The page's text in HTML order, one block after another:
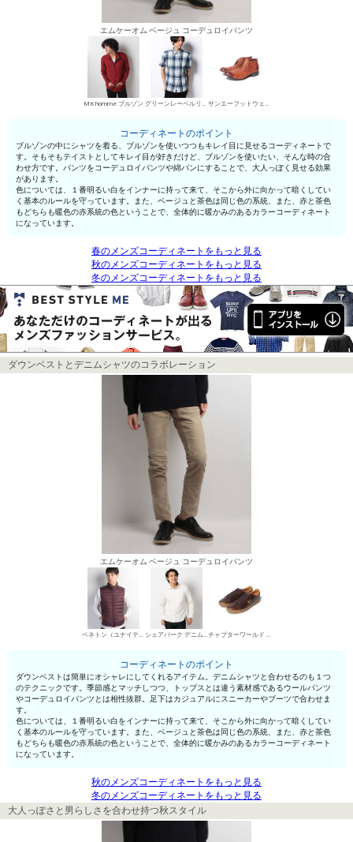
エムケーオム ベージュ コーデュロイパンツ
MK homme ブルゾン グリーンレーベルリラクシング シャツ サンエーフットウェア 短靴・レザーシューズ
コーディネートのポイント
ブルゾンの中にシャツを着る、ブルゾンを使いつつもキレイ目に見せるコーディネートで
す。そもそもテイストとしてキレイ目が好きだけど、ブルゾンを使いたい、そんな時の合
わせ方です。パンツをコーデュロイパンツや綿パンにすることで、大人っぽく見せる効果
があります。
色については、１番明るい白をインナーに持って来て、そこから外に向かって暗くしてい
く基本のルールを守っています。また、ベージュと茶色は同じ色の系統、また、赤と茶色
もどちらも暖色の赤系統の色ということで、全体的に暖かみのあるカラーコーディネート
になっています。
春のメンズコーディネートをもっと見る
秋のメンズコーディネートをもっと見る
冬のメンズコーディネートをもっと見る
ダウンベストとデニムシャツのコラボレーション
エムケーオム ベージュ コーデュロイパンツ
ベネトン（ユナイテッド カラーズ オブ ベネトン） ダウンベスト シェアパーク デニムシャツ チャプターワールド ローカットスニーカー
コーディネートのポイント
ダウンベストは簡単にオシャレにしてくれるアイテム。デニムシャツと合わせるのも１つ
のテクニックです。季節感とマッチしつつ、トップスとは違う素材感であるウールパンツ
やコーデュロイパンツとは相性抜群。足下はカジュアルにスニーカーやブーツで合わせま
す。
色については、１番明るい白をインナーに持って来て、そこから外に向かって暗くしてい
く基本のルールを守っています。また、ベージュと茶色は同じ色の系統、また、赤と茶色
もどちらも暖色の赤系統の色ということで、全体的に暖かみのあるカラーコーディネート
になっています。
秋のメンズコーディネートをもっと見る
冬のメンズコーディネートをもっと見る
大人っぽさと男らしさを合わせ持つ秋スタイル